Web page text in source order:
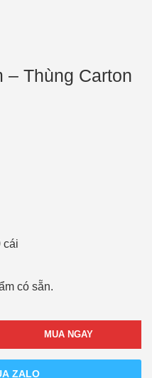
– Thùng Carton
cái
có sẵn.
MUA NGAY
ZALO